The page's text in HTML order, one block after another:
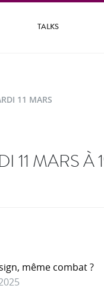
TALKS
11 MARS
11 MARS À
même combat ?